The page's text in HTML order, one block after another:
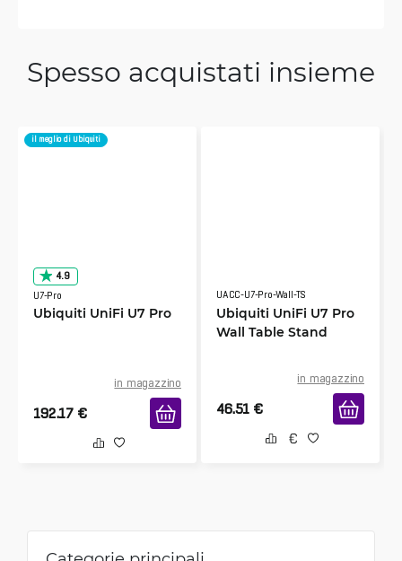
Spesso acquistati insieme
il meglio di Ubiquiti
4.9
U7-Pro
Ubiquiti UniFi U7 Pro
in magazzino
192.17 €
UACC-U7-Pro-Wall-TS
Ubiquiti UniFi U7 Pro
Wall Table Stand
in magazzino
46.51 €